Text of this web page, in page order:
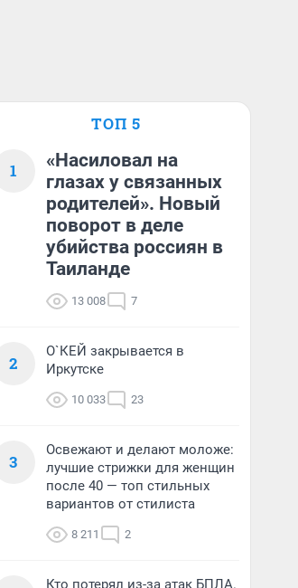
ТОП 5
1
«Насиловал на
глазах у связанных
родителей». Новый
поворот в деле
убийства россиян в
Таиланде
13 008 7
2
О`КЕЙ закрывается в
Иркутске
10 033 23
3
Освежают и делают моложе:
лучшие стрижки для женщин
после 40 — топ стильных
вариантов от стилиста
8 211 2
Кто потерял из-за атак БПЛА.